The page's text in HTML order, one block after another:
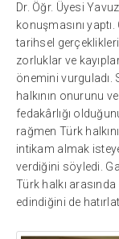
Dr. Öğr. Üyesi
konuşmasını
tarihsel
zorluklar ve
önemini vurguladı.
halkının onurunu
fedakârlığı
rağmen Türk
intikam almak
verdiğini söyledi.
Türk halkı
edindiğini de